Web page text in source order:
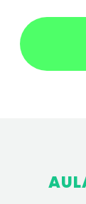
fazer
de